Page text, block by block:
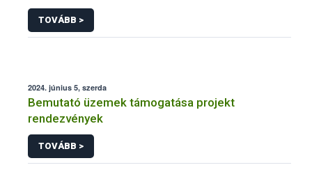
TOVÁBB >
2024. június 5, szerda
Bemutató üzemek támogatása projekt
rendezvények
TOVÁBB >